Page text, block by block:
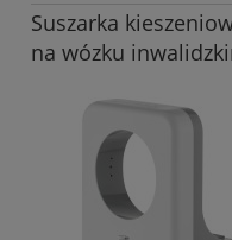
Suszarka
na wózku